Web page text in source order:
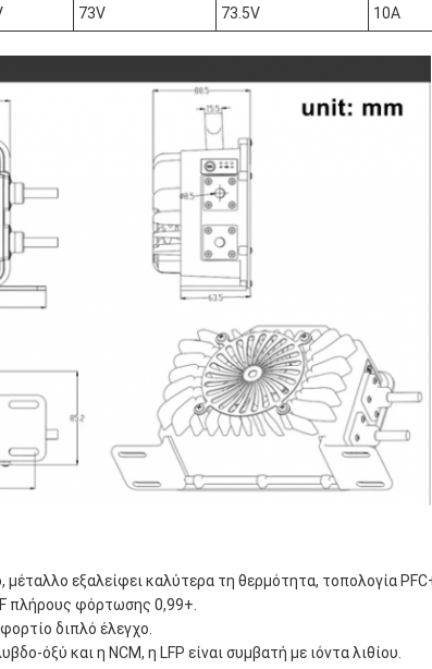
73V 73.5V 10Α
εξαλείφει καλύτερα τη θερμότητα, τοπολογία
πλήρους φόρτωσης 0,99+.
διπλό έλεγχο.
όξύ και η NCM, η LFP είναι συμβατή με ιόντα λιθίου.